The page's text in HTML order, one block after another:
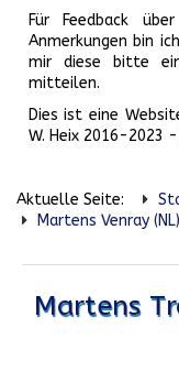
Für Feedback
Anmerkungen bin
mir diese bitte
mitteilen.
Dies ist eine
W. Heix 2016-2023 -
Aktuelle Seite:
Martens Venray (NL)
Martens